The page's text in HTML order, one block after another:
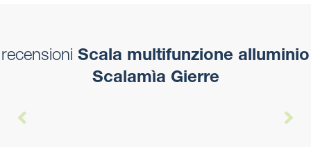
recensioni Scala multifunzione alluminio
Scalamìa Gierre